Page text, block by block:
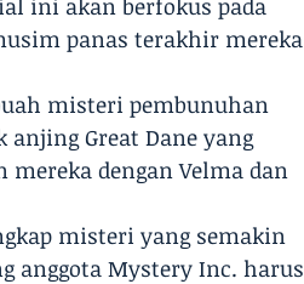
ini akan berfokus pada
panas terakhir mereka
misteri pembunuhan
Great Dane yang
dengan Velma dan
misteri yang semakin
anggota Mystery Inc. harus